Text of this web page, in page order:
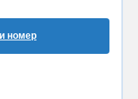
номер